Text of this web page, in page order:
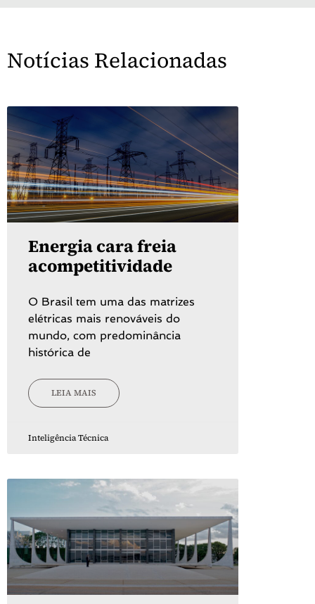
Notícias Relacionadas
Energia cara freia
acompetitividade
O Brasil tem uma das matrizes
elétricas mais renováveis do
mundo, com predominância
histórica de
LEIA MAIS
Inteligência Técnica